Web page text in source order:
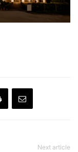
Next article